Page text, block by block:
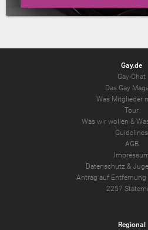
Gay.de
Gay-Chat
Das Gay
Was Mitglieder
Tour
Was wir wollen &
Guidelines
AGB
Datenschutz&
Antrag auf Entfernung
2257
Regional